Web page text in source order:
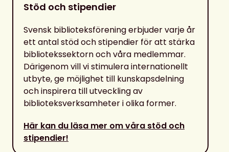
Stöd och stipendier
Svensk biblioteksförening erbjuder varje år
ett antal stöd och stipendier för att stärka
bibliotekssektorn och våra medlemmar.
Därigenom vill vi stimulera internationellt
utbyte, ge möjlighet till kunskapsdelning
och inspirera till utveckling av
biblioteksverksamheter i olika former.
Här kan du läsa mer om våra stöd och
stipendier!